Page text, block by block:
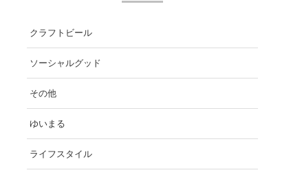
クラフトビール
ソーシャルグッド
その他
ゆいまる
ライフスタイル